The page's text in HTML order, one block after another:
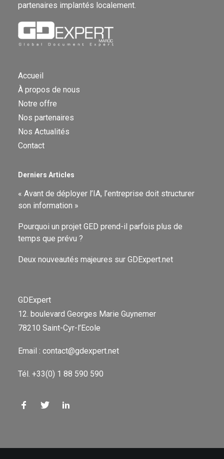
partenaires implantés localement.
Accueil
À propos de nous
Notre offre
Nos partenaires
Nos Actualités
Contact
Derniers Articles
« Avant de déployer l’IA, l’entreprise doit structurer
son information »
Pourquoi un projet GED prend-il parfois plus de
temps que prévu ?
Deux nouveautés majeures sur GDExpert.net
GDExpert
12. boulevard Georges Marie Guynemer
78210 Saint-Cyr-l’Ecole
Email : contact@gdexpert.net
Tél. +33(0) 1 88 590 590